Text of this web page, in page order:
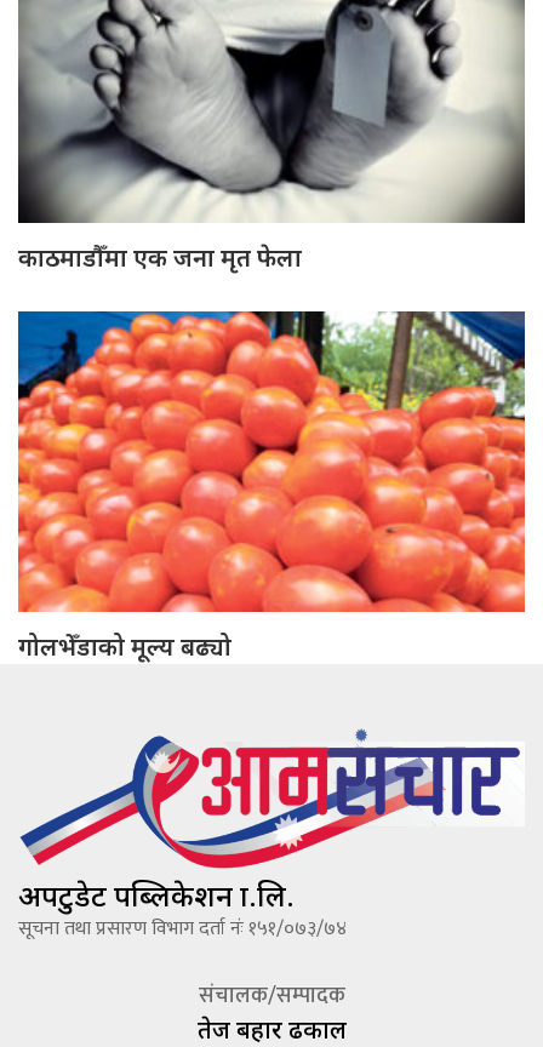
काठमाडौँमा एक जना मृत फेला
गोलभेँडाको मूल्य बढ्यो
अपटुडेट पब्लिकेशन प्रा.लि.
सूचना तथा प्रसारण विभाग दर्ता नंः १५१/०७३/७४
संचालक/सम्पादक
तेज बहादूर ढकाल